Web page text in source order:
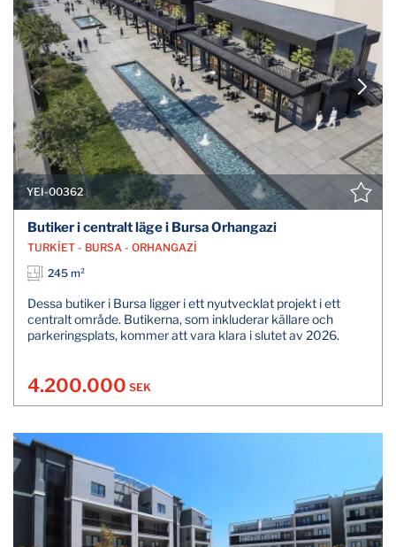
YEI-00362
Butiker i centralt läge i Bursa Orhangazi
TURKİET - BURSA - ORHANGAZİ
245 m²
Dessa butiker i Bursa ligger i ett nyutvecklat projekt i ett
centralt område. Butikerna, som inkluderar källare och
parkeringsplats, kommer att vara klara i slutet av 2026.
4.200.000 SEK